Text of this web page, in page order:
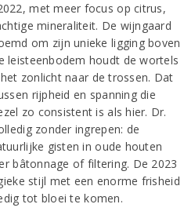
met meer focus op citrus,
mineraliteit. De wijngaard
om zijn unieke ligging boven
leisteenbodem houdt de wortels
zonlicht naar de trossen. Dat
rijpheid en spanning die
zo consistent is als hier. Dr.
zonder ingrepen: de
gisten in oude houten
bâtonnage of filtering. De 2023
stijl met een enorme frisheid
tot bloei te komen.